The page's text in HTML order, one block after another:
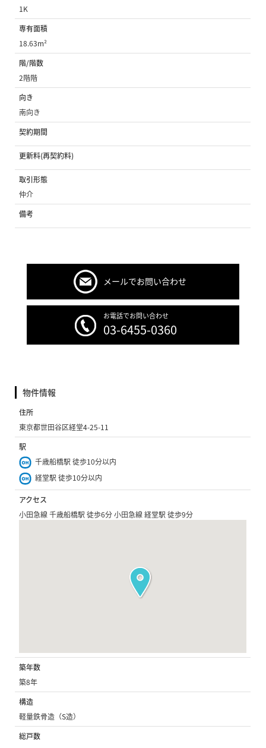
1K
専有面積
18.63m²
階/階数
2階階
向き
南向き
契約期間
更新料(再契約料)
取引形態
仲介
備考
メールでお問い合わせ
お電話でお問い合わせ
03-6455-0360
物件情報
住所
東京都世田谷区経堂4-25-11
駅
千歳船橋駅 徒歩10分以内
経堂駅 徒歩10分以内
アクセス
小田急線 千歳船橋駅 徒歩6分 小田急線 経堂駅 徒歩9分
築年数
築8年
構造
軽量鉄骨造（S造）
総戸数